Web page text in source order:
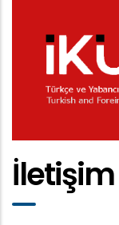
İletişim